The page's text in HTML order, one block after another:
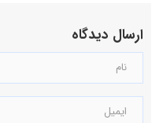
ارسال دیدگاه